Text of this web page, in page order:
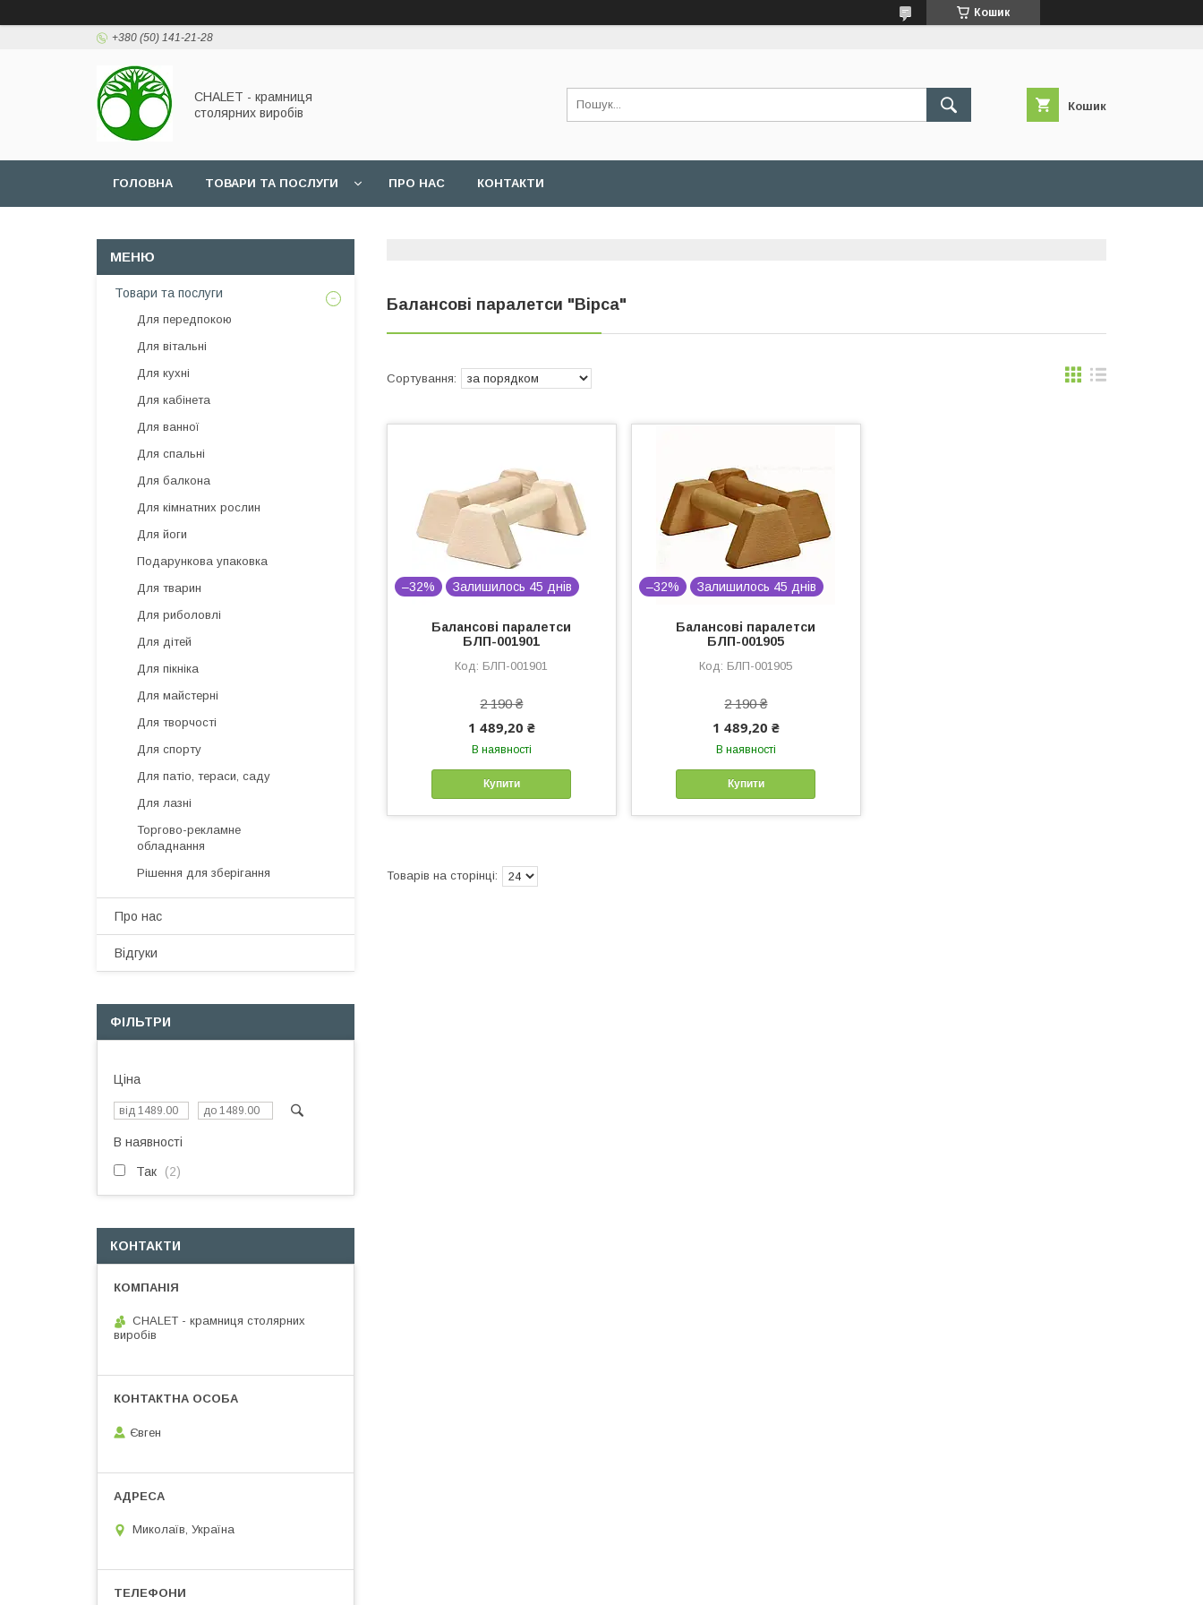
Кошик
+380 (50) 141-21-28
CHALET - крамниця
столярних виробів
Кошик
ГОЛОВНА ТОВАРИ ТА ПОСЛУГИ ПРО НАС КОНТАКТИ
Балансові паралетси "Вірса"
–32% Залишилось 45 днів
Балансові паралетси
БЛП-001901
БЛП-001901
2 190 ₴
1 489,20 ₴
В наявності
Купити
–32% Залишилось 45 днів
Балансові паралетси
БЛП-001905
БЛП-001905
2 190 ₴
1 489,20 ₴
В наявності
Купити
Товари та послуги
Для передпокою
Для вітальні
Для кухні
Для кабінета
Для ванної
Для спальні
Для балкона
Для кімнатних рослин
Для йоги
Подарункова упаковка
Для тварин
Для риболовлі
Для дітей
Для пікніка
Для майстерні
Для творчості
Для спорту
Для патіо, тераси, саду
Для лазні
Торгово-рекламне
обладнання
Рішення для зберігання
Про нас
Відгуки
ФІЛЬТРИ
Ціна
В наявності
Так 2
КОНТАКТИ
CHALET - крамниця столярних
виробів
Євген
Миколаїв, Україна